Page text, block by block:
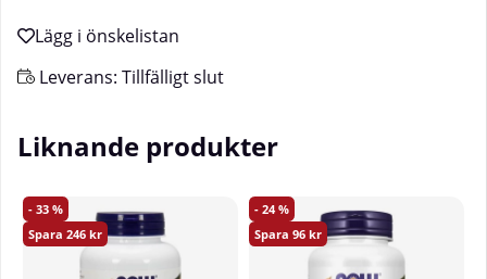
Leverans: Tillfälligt slut
Liknande produkter
33
246
24
96